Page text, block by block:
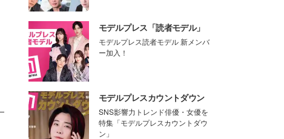
モデルプレス「読者モデル」
モデルプレス読者モデル 新メンバ
ー加入！
モデルプレスカウントダウン
SNS影響力トレンド俳優・女優を
特集「モデルプレスカウントダウ
ン」